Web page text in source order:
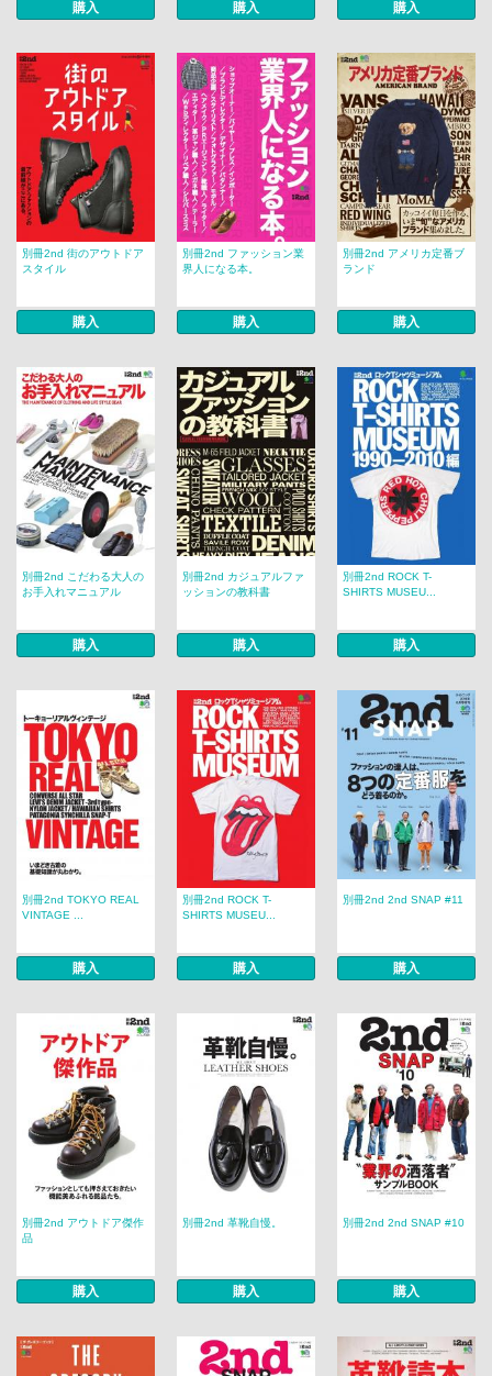
購入 購入 購入
別冊2nd 街のアウトドア
スタイル
購入
別冊2nd ファッション業
界人になる本。
購入
別冊2nd アメリカ定番ブ
ランド
購入
別冊2nd こだわる大人の
お手入れマニュアル
購入
別冊2nd カジュアルファ
ッションの教科書
購入
別冊2nd ROCK T-
SHIRTS MUSEU...
購入
別冊2nd TOKYO REAL
VINTAGE ...
購入
別冊2nd ROCK T-
SHIRTS MUSEU...
購入
別冊2nd 2nd SNAP #11
購入
別冊2nd アウトドア傑作
品
購入
別冊2nd 革靴自慢。
購入
別冊2nd 2nd SNAP #10
購入